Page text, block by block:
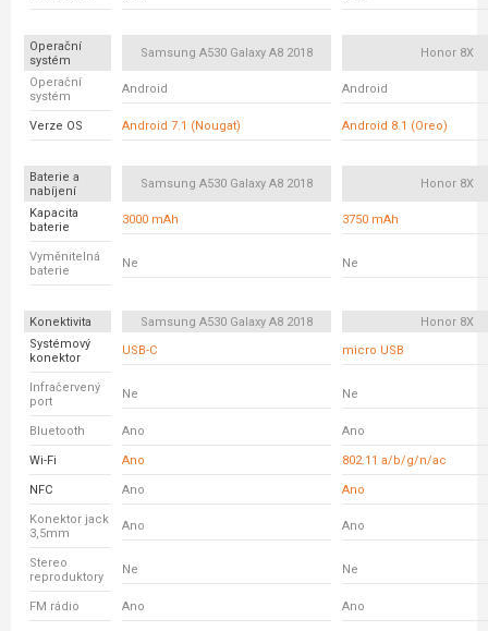
Operační
systém
Samsung A530 Galaxy A8 2018 Honor 8X
Operační
systém
Android Android
Verze OS Android 7.1 (Nougat) Android 8.1 (Oreo)
Baterie a
nabíjení
Samsung A530 Galaxy A8 2018 Honor 8X
Kapacita
baterie
3000 mAh 3750 mAh
Vyměnitelná
baterie
Ne Ne
Konektivita Samsung A530 Galaxy A8 2018
Honor 8X
Systémový
konektor
USB-C micro USB
Infračervený
port
Ne Ne
Bluetooth Ano Ano
Wi-Fi Ano 802.11 a/b/g/n/ac
NFC Ano Ano
Konektor jack
3,5mm
Ano Ano
Stereo
reproduktory
Ne Ne
FM rádio Ano Ano